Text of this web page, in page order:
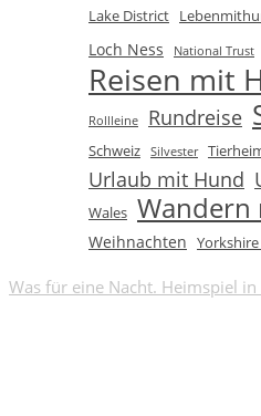
Lake District
Loch Ness National Trust
Reisen mit
Rollleine Rundreise
Schweiz Silvester
Urlaub mit Hund
Wales Wandern
Weihnachten Yorkshire
Was für eine Nacht. Heimspiel